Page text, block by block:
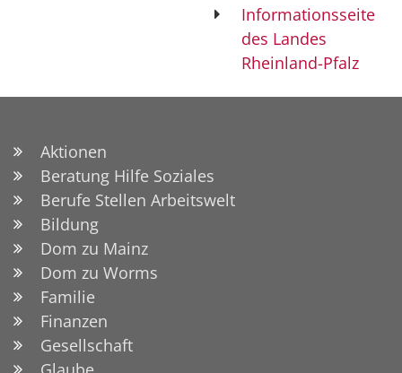
Informationsseite
des Landes
Rheinland-Pfalz
Aktionen
Beratung Hilfe Soziales
Berufe Stellen Arbeitswelt
Bildung
Dom zu Mainz
Dom zu Worms
Familie
Finanzen
Gesellschaft